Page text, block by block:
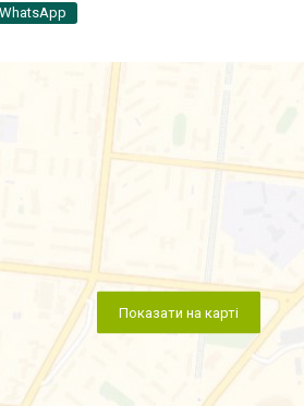
WhatsApp
Показати на карті